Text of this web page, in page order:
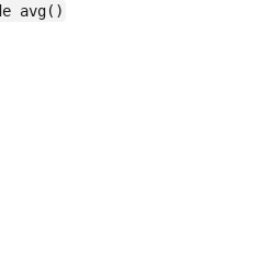
avg()